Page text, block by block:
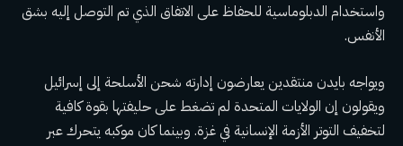
واستخدام الدبلوماسية للحفاظ على الاتفاق الذي تم التوصل إليه بشق
الأنفس.
ويواجه بايدن منتقدين يعارضون إدارته شحن الأسلحة إلى إسرائيل
ويقولون إن الولايات المتحدة لم تضغط على حليفتها بقوة كافية
لتخفيف التوتر الأزمة الإنسانية في غزة. وبينما كان موكبه يتحرك عبر